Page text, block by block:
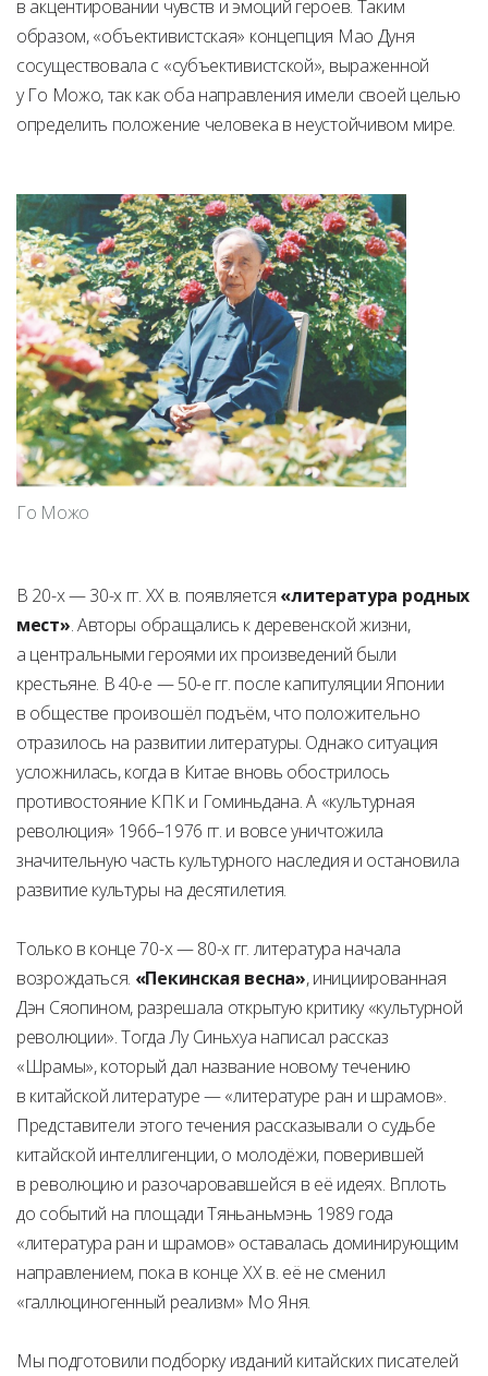
в акцентировании чувств и эмоций героев. Таким
образом, «объективистская» концепция Мао Дуня
сосуществовала с «субъективистской», выраженной
у Го Можо, так как оба направления имели своей целью
определить положение человека в неустойчивом мире.
Го Можо
В 20-х — 30-х гг. XX в. появляется «литература родных
мест». Авторы обращались к деревенской жизни,
а центральными героями их произведений были
крестьяне. В 40-е — 50-е гг. после капитуляции Японии
в обществе произошёл подъём, что положительно
отразилось на развитии литературы. Однако ситуация
усложнилась, когда в Китае вновь обострилось
противостояние КПК и Гоминьдана. А «культурная
революция» 1966–1976 гг. и вовсе уничтожила
значительную часть культурного наследия и остановила
развитие культуры на десятилетия.
Только в конце 70-х — 80-х гг. литература начала
возрождаться. «Пекинская весна», инициированная
Дэн Сяопином, разрешала открытую критику «культурной
революции». Тогда Лу Синьхуа написал рассказ
«Шрамы», который дал название новому течению
в китайской литературе — «литературе ран и шрамов».
Представители этого течения рассказывали о судьбе
китайской интеллигенции, о молодёжи, поверившей
в революцию и разочаровавшейся в её идеях. Вплоть
до событий на площади Тяньаньмэнь 1989 года
«литература ран и шрамов» оставалась доминирующим
направлением, пока в конце XX в. её не сменил
«галлюциногенный реализм» Мо Яня.
Мы подготовили подборку изданий китайских писателей